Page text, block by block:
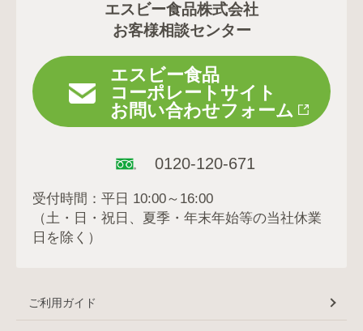
エスビー食品株式会社
お客様相談センター
エスビー食品
コーポレートサイト
お問い合わせフォーム
0120-120-671
受付時間：平日 10:00～16:00
（土・日・祝日、夏季・年末年始等の当社休業
日を除く）
ご利用ガイド